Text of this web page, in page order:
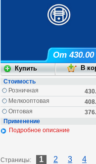
От 430.00
Стоимость
Розничная
Мелкооптовая
Оптовая
Применение
Подробное описание
Страницы: 1 2 3 4